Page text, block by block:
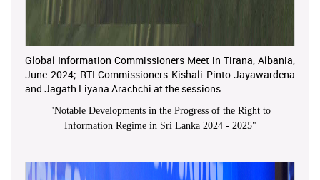
Global Information Commissioners Meet in Tirana, Albania,
June 2024; RTI Commissioners Kishali Pinto-Jayawardena
and Jagath Liyana Arachchi at the sessions.
"Notable Developments in the Progress of the Right to
Information Regime in Sri Lanka 2024 - 2025"